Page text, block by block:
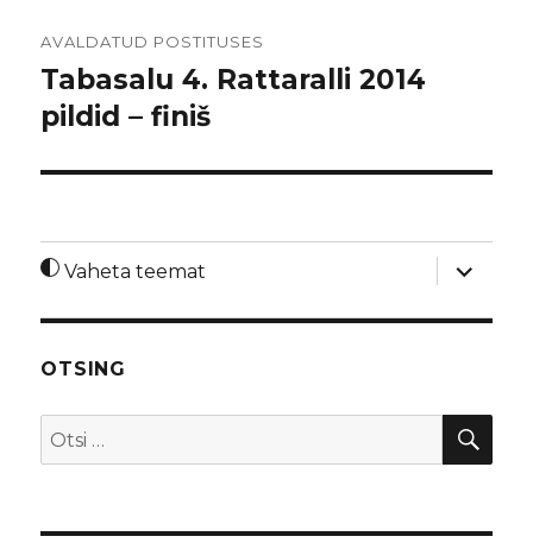
AVALDATUD POSTITUSES
Tabasalu 4. Rattaralli 2014
pildid – finiš
Vaheta teemat
laienda
OTSING
Otsi: